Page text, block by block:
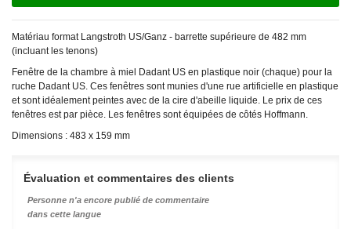
Matériau format Langstroth US/Ganz - barrette supérieure de 482 mm
(incluant les tenons)
Fenêtre de la chambre à miel Dadant US en plastique noir (chaque) pour la
ruche Dadant US. Ces fenêtres sont munies d'une rue artificielle en plastique
et sont idéalement peintes avec de la cire d'abeille liquide. Le prix de ces
fenêtres est par pièce. Les fenêtres sont équipées de côtés Hoffmann.
Dimensions : 483 x 159 mm
Évaluation et commentaires des clients
Personne n'a encore publié de commentaire
dans cette langue